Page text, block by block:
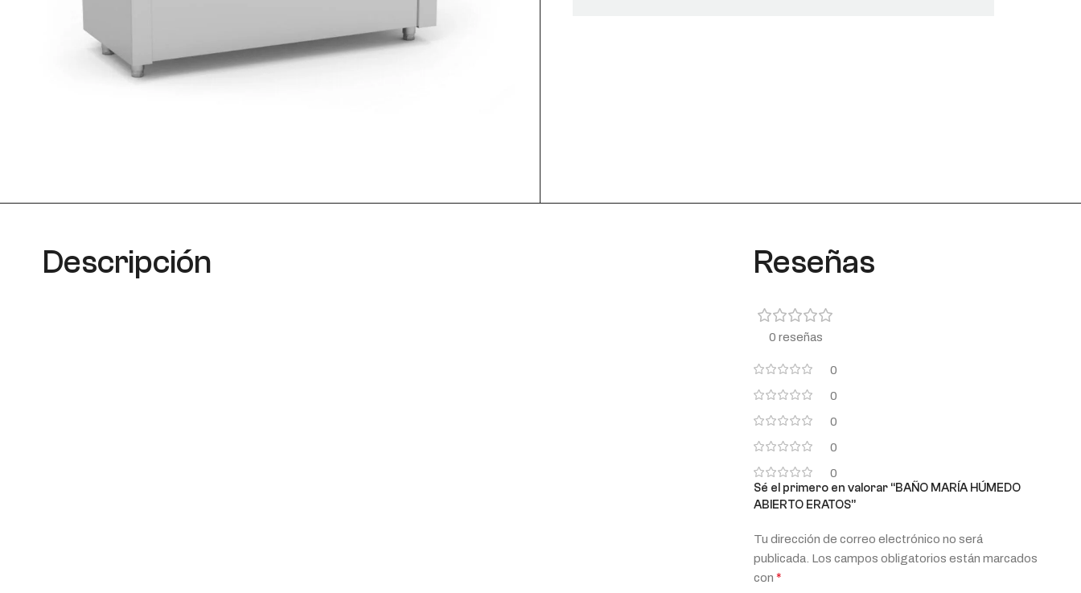
Descripción Reseñas
0 reseñas
0
0
0
0
0
Sé el primero en valorar “BAÑO MARÍA HÚMEDO
ABIERTO ERATOS”
Tu dirección de correo electrónico no será
publicada. Los campos obligatorios están marcados
con*